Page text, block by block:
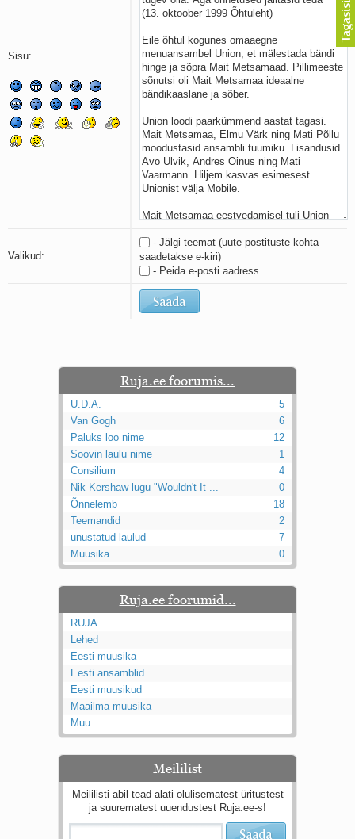
Põhi, lõuna, ida, lääs
Perekondlik
Kassimäng
Läänemere lained
Üle müüri
Valgusemaastikud
Kaks pihtimust
Sisu:
Valikud:
- Jälgi teemat (uute postituste kohta
saadetakse e-kiri)
- Peida e-posti aadress
Ruja.ee foorumis...
U.D.A.
5
Van Gogh
6
Paluks loo nime
12
Soovin laulu nime
1
Consilium
4
Nik Kershaw lugu "Wouldn't It ...
0
Õnnelemb
18
Teemandid
2
unustatud laulud
7
Muusika
0
Ruja.ee foorumid...
RUJA
Lehed
Eesti muusika
Eesti ansamblid
Eesti muusikud
Maailma muusika
Muu
Meililist
Meililisti abil tead alati olulisematest üritustest
ja suurematest uuendustest Ruja.ee-s!